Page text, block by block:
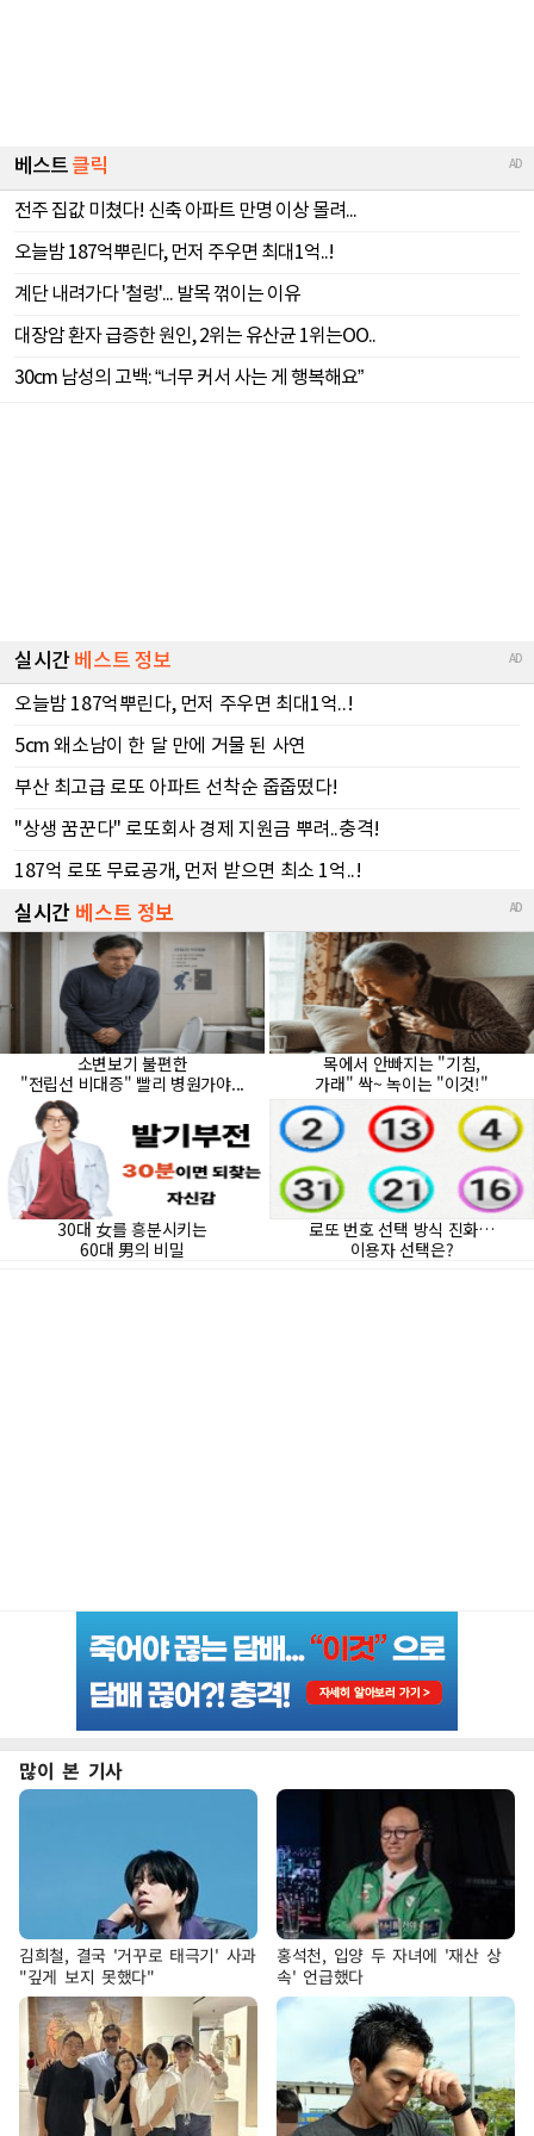
많이 본 기사
김희철, 결국 '거꾸로 태극기' 사과
"깊게 보지 못했다"
홍석천, 입양 두 자녀에 '재산 상
속' 언급했다